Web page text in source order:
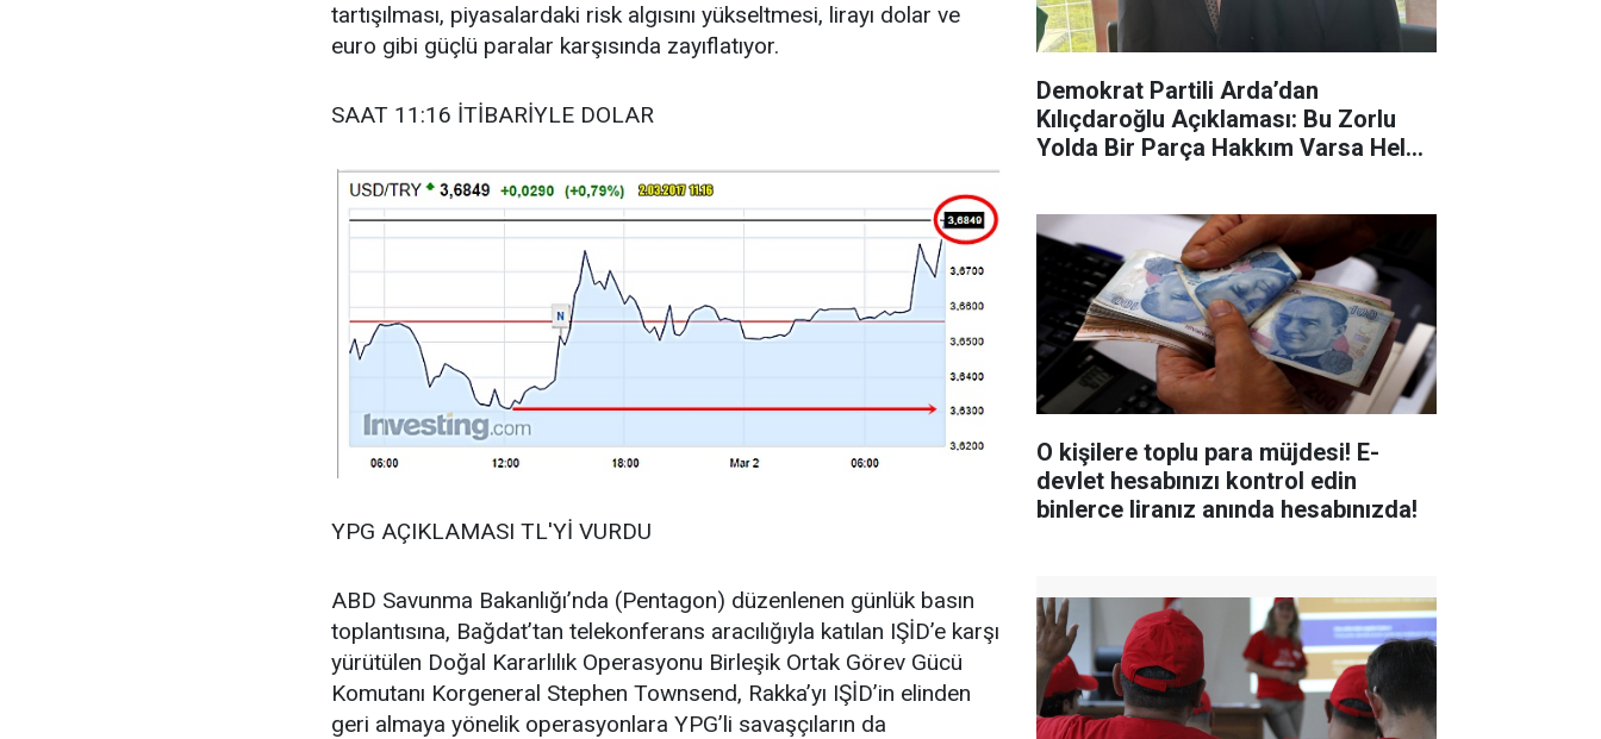
tartışılması, piyasalardaki risk algısını yükseltmesi, lirayı dolar ve
euro gibi güçlü paralar karşısında zayıflatıyor.
SAAT 11:16 İTİBARİYLE DOLAR
YPG AÇIKLAMASI TL'Yİ VURDU
ABD Savunma Bakanlığı’nda (Pentagon) düzenlenen günlük basın
toplantısına, Bağdat’tan telekonferans aracılığıyla katılan IŞİD’e karşı
yürütülen Doğal Kararlılık Operasyonu Birleşik Ortak Görev Gücü
Komutanı Korgeneral Stephen Townsend, Rakka’yı IŞİD’in elinden
geri almaya yönelik operasyonlara YPG’li savaşçıların da
Demokrat Partili Arda’dan
Kılıçdaroğlu Açıklaması: Bu Zorlu
Yolda Bir Parça Hakkım Varsa Helal
O kişilere toplu para müjdesi! E-
devlet hesabınızı kontrol edin
binlerce liranız anında hesabınızda!